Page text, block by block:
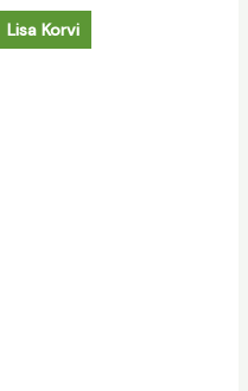
Lisa Korvi